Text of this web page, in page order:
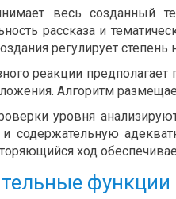
весь созданный
рассказа и
регулирует степень
реакции
Алгоритм
уровня
и содержательную
ход
функции